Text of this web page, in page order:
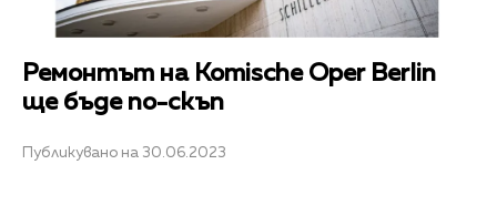
Ремонтът на Komische Oper Berlin
ще бъде по-скъп
Публикувано на 30.06.2023